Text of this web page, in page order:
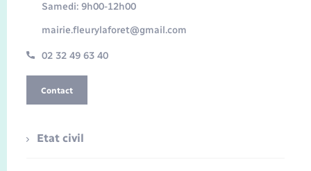
Samedi: 9h00-12h00
mairie.fleurylaforet@gmail.com
02 32 49 63 40
Contact
Etat civil